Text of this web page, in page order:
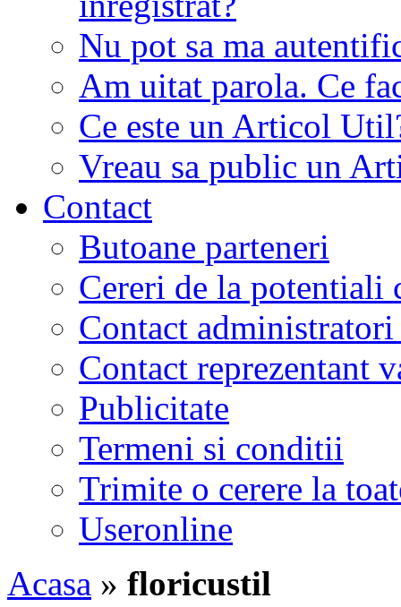
Nu pot sa ma
Am uitat parola. Ce
Ce este un Articol
Vreau sa public un
Contact
Butoane parteneri
Cereri de la potentiali
Contact
Contact reprezentant
Publicitate
Termeni si conditii
Trimite o cerere la
Useronline
Acasa » floricustil